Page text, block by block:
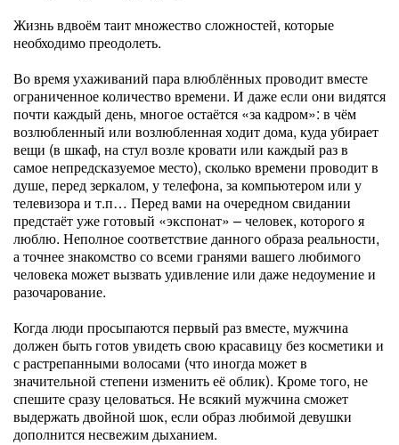
Жизнь вдвоём таит множество сложностей, которые
необходимо преодолеть.
Во время ухаживаний пара влюблённых проводит вместе
ограниченное количество времени. И даже если они видятся
почти каждый день, многое остаётся «за кадром»: в чём
возлюбленный или возлюбленная ходит дома, куда убирает
вещи (в шкаф, на стул возле кровати или каждый раз в
самое непредсказуемое место), сколько времени проводит в
душе, перед зеркалом, у телефона, за компьютером или у
телевизора и т.п… Перед вами на очередном свидании
предстаёт уже готовый «экспонат» – человек, которого я
люблю. Неполное соответствие данного образа реальности,
а точнее знакомство со всеми гранями вашего любимого
человека может вызвать удивление или даже недоумение и
разочарование.
Когда люди просыпаются первый раз вместе, мужчина
должен быть готов увидеть свою красавицу без косметики и
с растрепанными волосами (что иногда может в
значительной степени изменить её облик). Кроме того, не
спешите сразу целоваться. Не всякий мужчина сможет
выдержать двойной шок, если образ любимой девушки
дополнится несвежим дыханием.